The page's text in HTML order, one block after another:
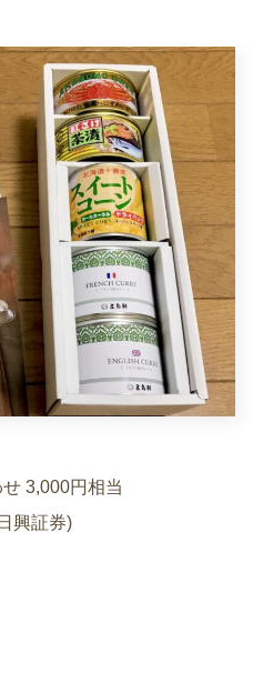
3,000円相当
興証券)